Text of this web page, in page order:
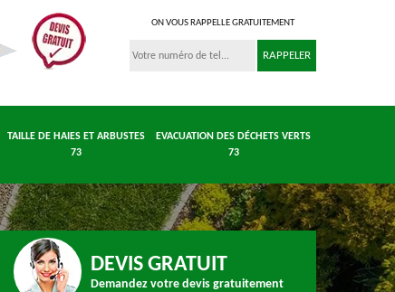
ON VOUS RAPPELLE GRATUITEMENT
TAILLE DE HAIES ET ARBUSTES
73
EVACUATION DES DÉCHETS VERTS
73
DEVIS GRATUIT
Demandez votre devis gratuitement